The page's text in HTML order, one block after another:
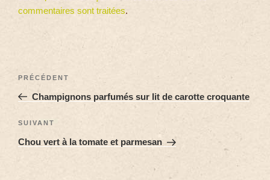
commentaires sont traitées.
PRÉCÉDENT
Champignons parfumés sur lit de carotte croquante
SUIVANT
Chou vert à la tomate et parmesan